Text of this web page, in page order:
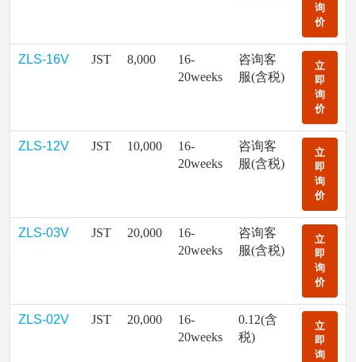
询
价
ZLS-16V JST 8,000
16-
20weeks
咨询客
服(含税)
立
即
询
价
ZLS-12V JST 10,000
16-
20weeks
咨询客
服(含税)
立
即
询
价
ZLS-03V JST 20,000
16-
20weeks
咨询客
服(含税)
立
即
询
价
ZLS-02V JST 20,000
16-
20weeks
0.12(含
税)
立
即
询